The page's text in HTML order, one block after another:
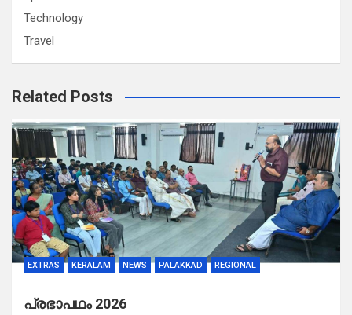
Technology
Travel
Related Posts
EXTRAS KERALAM NEWS PALAKKAD REGIONAL
പ്രഭാപഥം 2026